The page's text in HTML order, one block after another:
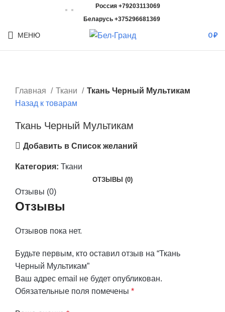
Россия +79203113069
Беларусь +375296681369
МЕНЮ 0₽
Главная Ткани
Ткань Черный Мультикам
Назад к товарам
Ткань Черный Мультикам
Добавить в Список желаний
Категория: Ткани
ОТЗЫВЫ (0)
Отзывы (0)
Отзывы
Отзывов пока нет.
Будьте первым, кто оставил отзыв на “Ткань
Черный Мультикам”
Ваш адрес email не будет опубликован.
Обязательные поля помечены *